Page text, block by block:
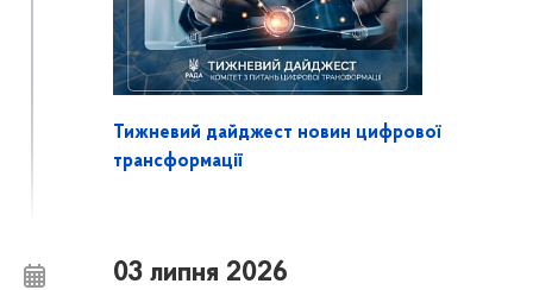
Тижневий дайджест новин цифрової
трансформації
03 липня 2026